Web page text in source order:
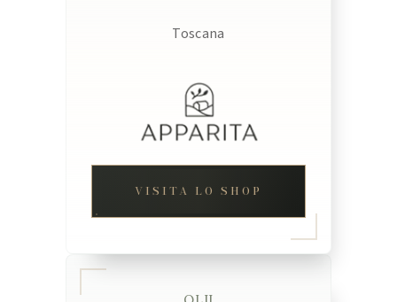
Toscana
VISITA LO SHOP